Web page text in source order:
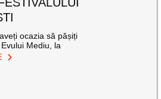
ocazia să pășiți
Mediu, la